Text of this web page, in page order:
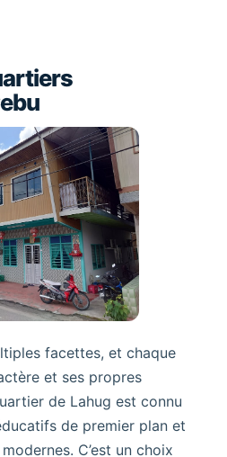
facettes, et chaque
et ses propres
de Lahug est connu
de premier plan et
C’est un choix